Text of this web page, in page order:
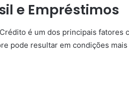
e Empréstimos
é um dos principais fatores
pode resultar em condições